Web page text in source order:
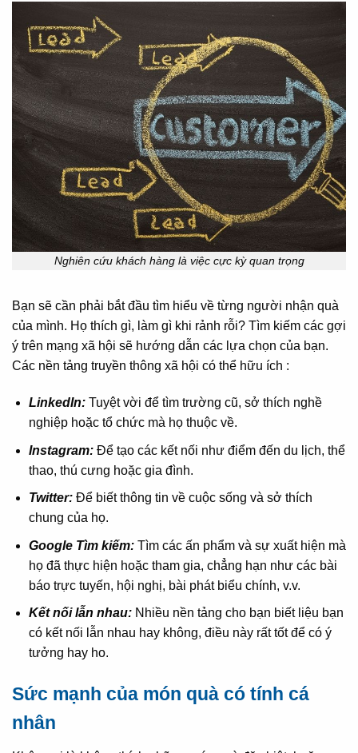
Nghiên cứu khách hàng là việc cực kỳ quan trọng
Bạn sẽ cần phải bắt đầu tìm hiểu về từng người nhận quà
của mình. Họ thích gì, làm gì khi rảnh rỗi? Tìm kiếm các gợi
ý trên mạng xã hội sẽ hướng dẫn các lựa chọn của bạn.
Các nền tảng truyền thông xã hội có thể hữu ích :
LinkedIn:Tuyệt vời để tìm trường cũ, sở thích nghề
nghiệp hoặc tổ chức mà họ thuộc về.
Instagram:Để tạo các kết nối như điểm đến du lịch, thể
thao, thú cưng hoặc gia đình.
Twitter:Để biết thông tin về cuộc sống và sở thích
chung của họ.
Google Tìm kiếm:Tìm các ấn phẩm và sự xuất hiện mà
họ đã thực hiện hoặc tham gia, chẳng hạn như các bài
báo trực tuyến, hội nghị, bài phát biểu chính, v.v.
Kết nối lẫn nhau:Nhiều nền tảng cho bạn biết liệu bạn
có kết nối lẫn nhau hay không, điều này rất tốt để có ý
tưởng hay ho.
Sức mạnh của món quà có tính cá
nhân